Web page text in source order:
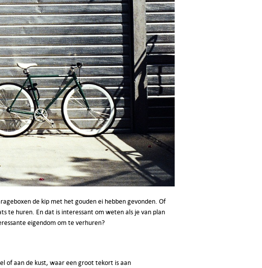
de kip met het gouden ei hebben gevonden. Of
te huren. En dat is interessant om weten als je van plan
eigendom om te verhuren?
of aan de kust, waar een groot tekort is aan